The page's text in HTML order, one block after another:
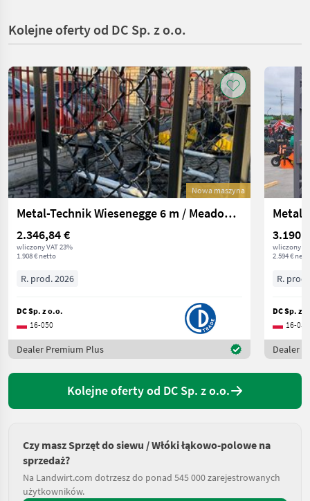
Kolejne oferty od DC Sp. z o.o.
Nowa maszyna
Metal-Technik Wiesenegge 6 m / Meadow harrow
2.346,84 €
wliczony VAT 23%
1.908 € netto
R. prod. 2026
DC Sp. z o.o.
16-050
Dealer Premium Plus
wliczony
2.594 €
R.
DC Sp. z
16-050
Dealer
Kolejne oferty od DC Sp. z o.o.
Czy masz Sprzęt do siewu / Włóki łąkowo-polowe na
sprzedaż?
Na Landwirt.com dotrzesz do ponad 545 000 zarejestrowanych
użytkowników.